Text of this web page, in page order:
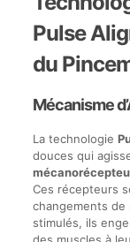
Pulse
du
Mécanisme
La technologie
douces qui
Ces récepteurs
changements de
stimulés, ils
des muscles à